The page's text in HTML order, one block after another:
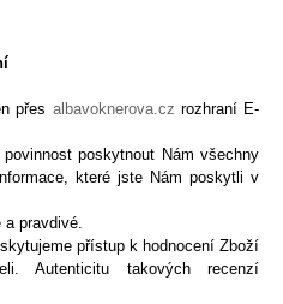
přes albavoknerova.cz rozhraní E-
poskytnout Nám všechny
které jste Nám poskytli v
pravdivé.
přístup k hodnocení Zboží
Autenticitu takových recenzí